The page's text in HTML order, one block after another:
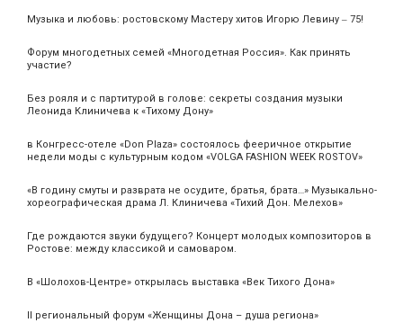
Музыка и любовь: ростовскому Мастеру хитов Игорю Левину ‒ 75!
Форум многодетных семей «Многодетная Россия». Как принять
участие?
Без рояля и с партитурой в голове: секреты создания музыки
Леонида Клиничева к «Тихому Дону»
в Конгресс-отеле «Don Plaza» состоялось фееричное открытие
недели моды с культурным кодом «VOLGA FASHION WEEK ROSTOV»
«В годину смуты и разврата не осудите, братья, брата…» Музыкально-
хореографическая драма Л. Клиничева «Тихий Дон. Мелехов»
Где рождаются звуки будущего? Концерт молодых композиторов в
Ростове: между классикой и самоваром.
В «Шолохов-Центре» открылась выставка «Век Тихого Дона»
II региональный форум «Женщины Дона – душа региона»